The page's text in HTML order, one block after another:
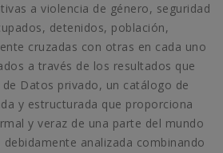
a violencia de género, seguridad
detenidos, población,
cruzadas con otras en cada uno
a través de los resultados que
Datos privado, un catálogo de
y estructurada que proporciona
y veraz de una parte del mundo
debidamente analizada combinando